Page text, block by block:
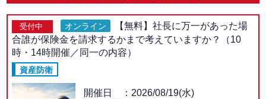
受付中 オンライン
【無料】社長に万一があった場
合誰が保険金を請求するかまで考えていますか？（10
時・14時開催／同一の内容）
資産防衛
開催日
2026/08/19(水)